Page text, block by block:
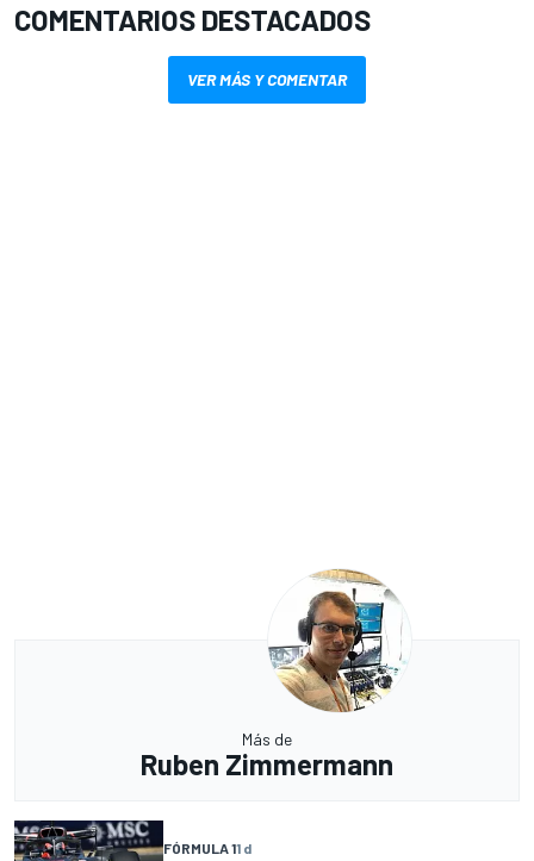
COMENTARIOS DESTACADOS
VER MÁS Y COMENTAR
Más de
Ruben Zimmermann
FÓRMULA 11 d